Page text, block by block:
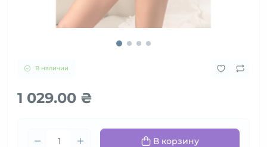
В наличии
1 029.00 ₴
В корзину